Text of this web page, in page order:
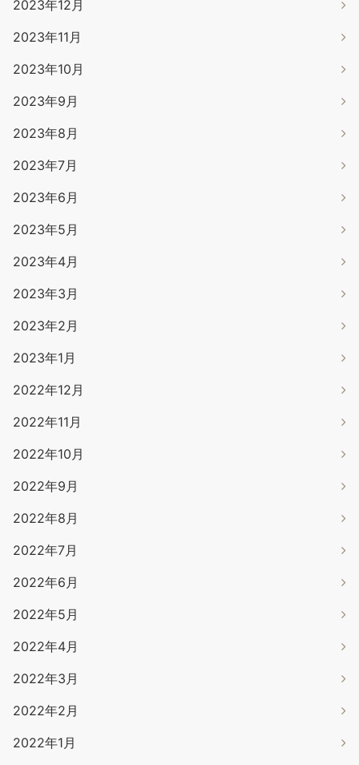
2023年12月
2023年11月
2023年10月
2023年9月
2023年8月
2023年7月
2023年6月
2023年5月
2023年4月
2023年3月
2023年2月
2023年1月
2022年12月
2022年11月
2022年10月
2022年9月
2022年8月
2022年7月
2022年6月
2022年5月
2022年4月
2022年3月
2022年2月
2022年1月